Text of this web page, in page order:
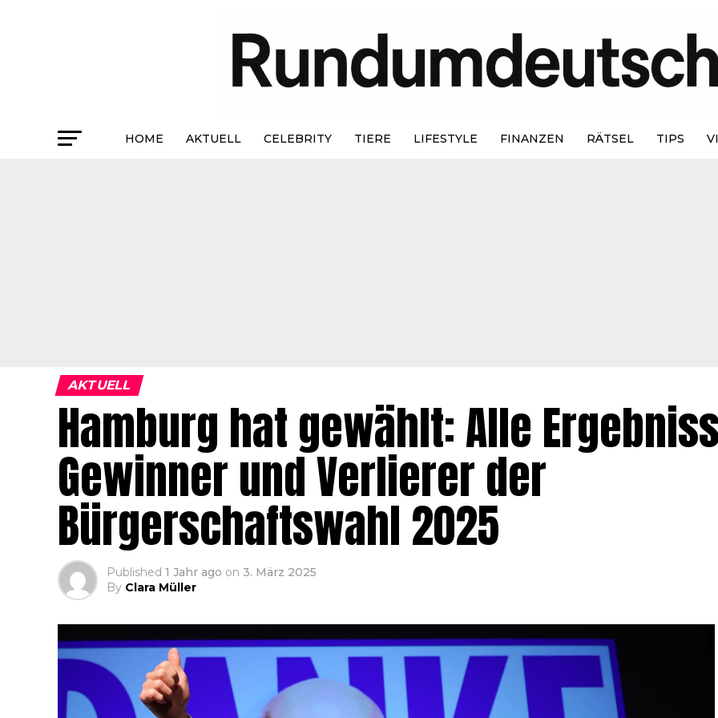
HOME AKTUELL CELEBRITY TIERE LIFESTYLE FINANZEN RÄTSEL TIPS
AKTUELL
Hamburg hat gewählt: Alle
Gewinner und Verlierer der
Bürgerschaftswahl 2025
Published 1 Jahr ago on 3. März 2025
By Clara Müller